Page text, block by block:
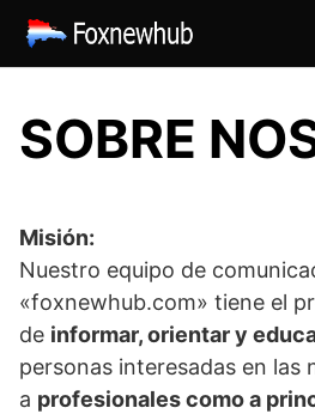
Saltar
contenido
SOBRE
Misión:
Nuestro equipo de
«foxnewhub.com» tiene el
de informar, orientar y
personas interesadas en las
a profesionales como a